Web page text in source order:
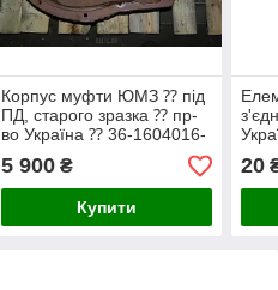
Корпус муфти ЮМЗ ⁇ під
ПД, старого зразка ⁇ пр-
во Україна ⁇ 36-1604016-
Б3
5 900₴
Купити
20